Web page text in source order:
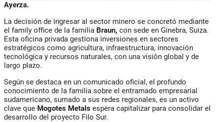
Ayerza.
La decisión de ingresar al sector minero se concretó mediante
el family office de la familia Braun, con sede en Ginebra, Suiza.
Esta oficina privada gestiona inversiones en sectores
estratégicos como agricultura, infraestructura, innovación
tecnológica y recursos naturales, con una visión global y de
largo plazo.
Según se destaca en un comunicado oficial, el profundo
conocimiento de la familia sobre el entramado empresarial
sudamericano, sumado a sus redes regionales, es un activo
clave que Mogotes Metals espera capitalizar para consolidar el
desarrollo del proyecto Filo Sur.